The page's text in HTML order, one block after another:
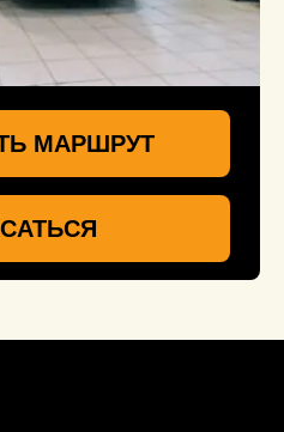
МАРШРУТ